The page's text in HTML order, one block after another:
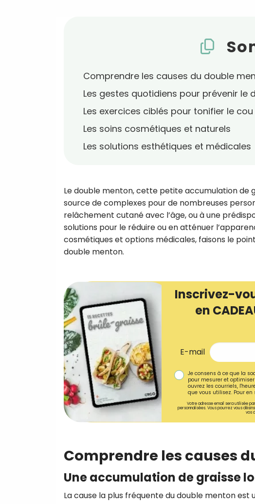
Comprendre les causes du double
Les gestes quotidiens pour prévenir le
Les exercices ciblés pour tonifier le cou
Les soins cosmétiques et naturels
Les solutions esthétiques et médicales
Le double menton, cette petite accumulation de
source de complexes pour de nombreuses
relâchement cutané avec l’âge, ou à une
solutions pour le réduire ou en atténuer
cosmétiques et options médicales, faisons le
double menton.
Inscrivez-
en
E-mail
Je consens à ce que la
pour mesurer et
ouvrez les courriels,
que vous utilisez. Pour
Votre adresse email sera utilisée
personnalisées. Vous pourrez vous
vos
Comprendre les causes
Une accumulation de graisse
La cause la plus fréquente du double menton